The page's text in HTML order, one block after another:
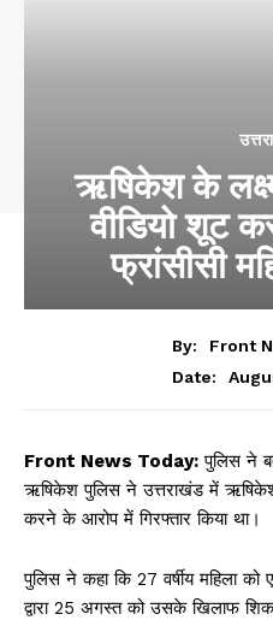
ऋषिकेश के
वीडियो शूट
फ्रांसीसी
By:
Front
Date:
Front News Today: पुलिस ने
ऋषिकेश पुलिस ने उत्तराखंड में
करने के आरोप में गिरफ्तार किया था।
पुलिस ने कहा कि 27 वर्षीय महिला को
द्वारा 25 अगस्त को उसके खिलाफ